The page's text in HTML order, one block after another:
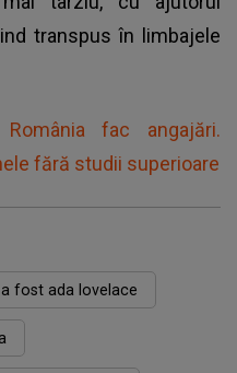
transpus în limbajele
fac angajări.
fără studii superioare
fost ada lovelace